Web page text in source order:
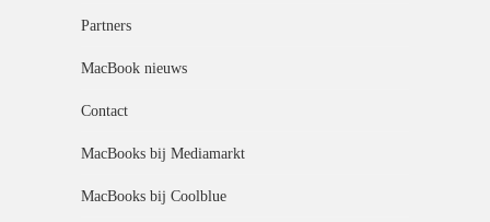
Partners
MacBook nieuws
Contact
MacBooks bij Mediamarkt
MacBooks bij Coolblue